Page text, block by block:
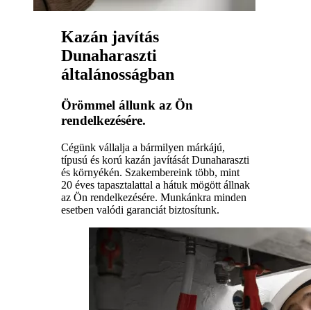
Kazán javítás
Dunaharaszti
általánosságban
Örömmel állunk az Ön
rendelkezésére.
Cégünk vállalja a bármilyen márkájú,
típusú és korú kazán javítását Dunaharaszti
és környékén. Szakembereink több, mint
20 éves tapasztalattal a hátuk mögött állnak
az Ön rendelkezésére. Munkánkra minden
esetben valódi garanciát biztosítunk.